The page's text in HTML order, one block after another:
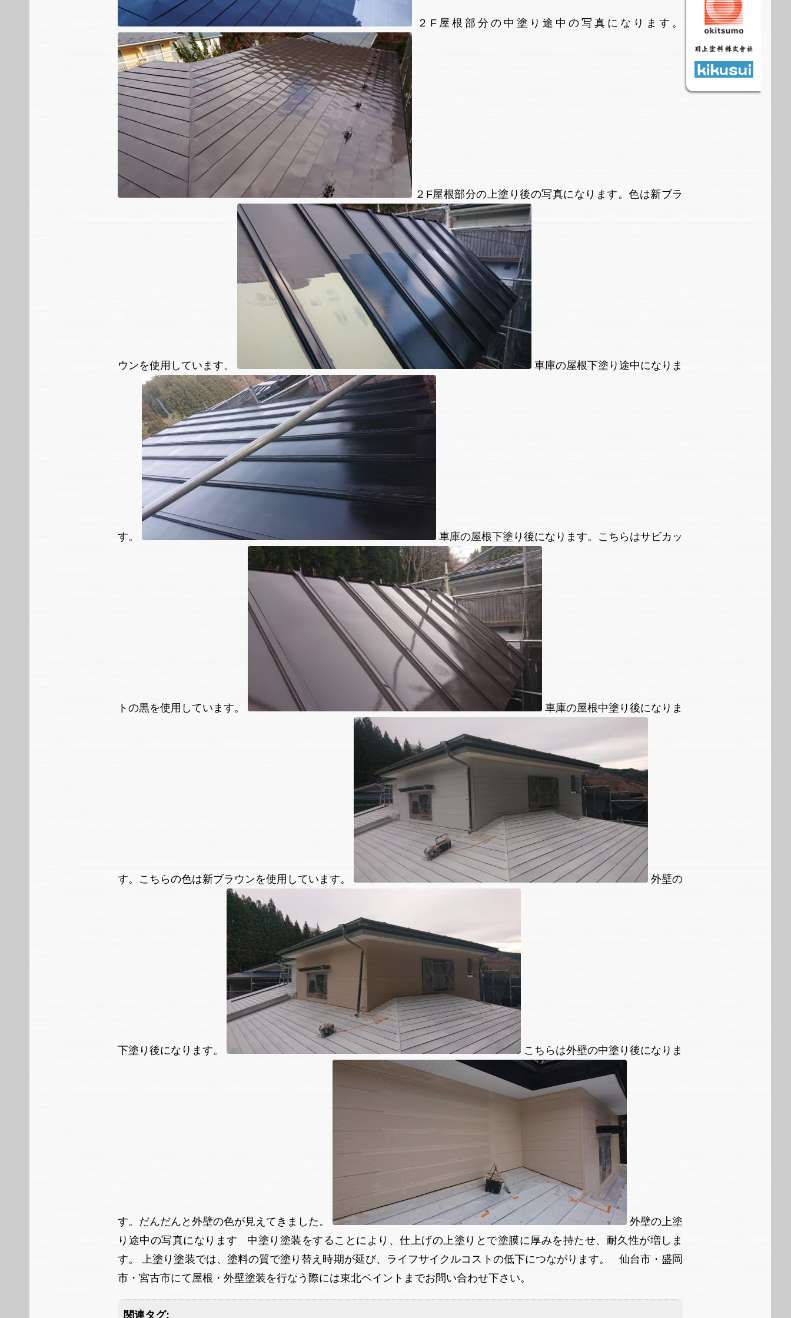
２F屋根部分の中塗り途中の写真になります。
２F屋根部分の上塗り後の写真になります。色は新ブラ
ウンを使用しています。 車庫の屋根下塗り途中になりま
す。 車庫の屋根下塗り後になります。こちらはサビカッ
トの黒を使用しています。 車庫の屋根中塗り後になりま
す。こちらの色は新ブラウンを使用しています。 外壁の
下塗り後になります。 こちらは外壁の中塗り後になりま
す。だんだんと外壁の色が見えてきました。
外壁の上塗
り途中の写真になります 中塗り塗装をすることにより、仕上げの上塗りとで塗膜に厚みを持たせ、耐久性が増しま
す。 上塗り塗装では、塗料の質で塗り替え時期が延び、ライフサイクルコストの低下につながります。 仙台市・盛岡
市・宮古市にて屋根・外壁塗装を行なう際には東北ペイントまでお問い合わせ下さい。
関連タグ: